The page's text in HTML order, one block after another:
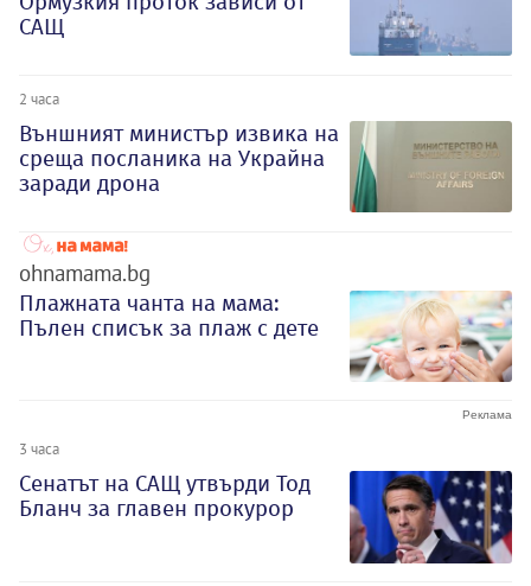
САЩ
2 часа
Външният министър извика на
среща посланика на Украйна
заради дрона
ohnamama.bg
Плажната чанта на мама:
Пълен списък за плаж с дете
3 часа
Сенатът на САЩ утвърди Тод
Бланч за главен прокурор